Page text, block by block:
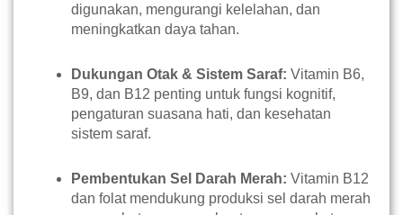
digunakan, mengurangi kelelahan, dan
meningkatkan daya tahan.
Dukungan Otak & Sistem Saraf: Vitamin B6,
B9, dan B12 penting untuk fungsi kognitif,
pengaturan suasana hati, dan kesehatan
sistem saraf.
Pembentukan Sel Darah Merah: Vitamin B12
dan folat mendukung produksi sel darah merah